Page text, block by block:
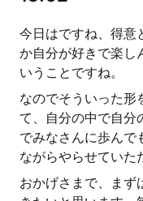
今日はですね、得意
か自分が好きで楽し
いうことですね。
なのでそういった形
て、自分の中で自分
でみなさんに歩んで
ながらやらせていた
おかげさまで、まず